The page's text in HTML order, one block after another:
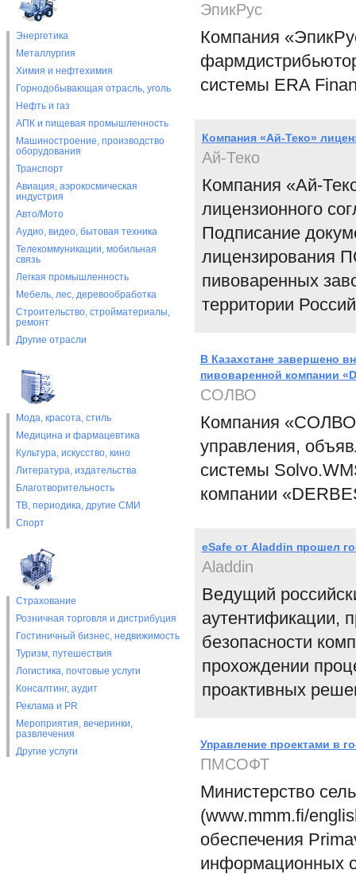
Энергетика
Металлургия
Химия и нефтехимия
Горнодобывающая отрасль, уголь
Нефть и газ
АПК и пищевая промышленность
Машиностроение, производство
оборудования
Транспорт
Авиация, аэрокосмическая
индустрия
Авто/Мото
Аудио, видео, бытовая техника
Телекоммуникации, мобильная
связь
Легкая промышленность
Мебель, лес, деревообработка
Строительство, стройматериалы,
ремонт
Другие отрасли
Мода, красота, стиль
Медицина и фармацевтика
Культура, искусство, кино
Литература, издательства
Благотворительность
ТВ, периодика, другие СМИ
Спорт
Страхование
Розничная торговля и дистрибуция
Гостиничный бизнес, недвижимость
Туризм, путешествия
Логистика, почтовые услуги
Консалтинг, аудит
Реклама и PR
Мероприятия, вечеринки,
развлечения
Другие услуги
ЭпикРус
Компания
системы ERA
Компания «Ай-Теко»
Ай-Теко
Компания «Ай-
лицензионного
Подписание
лицензирования
пивоваренных
территории
В Казахстане завершено
пивоваренной компании
СОЛВО
Компания
управления,
системы
компании
eSafe от Aladdin прошел
Aladdin
Ведущий
аутентификации,
безопасности
прохождении
проактивных
Управление проектами в
ПМСОФТ
Министерство
(www.mmm.fi/
обеспечения
информационных